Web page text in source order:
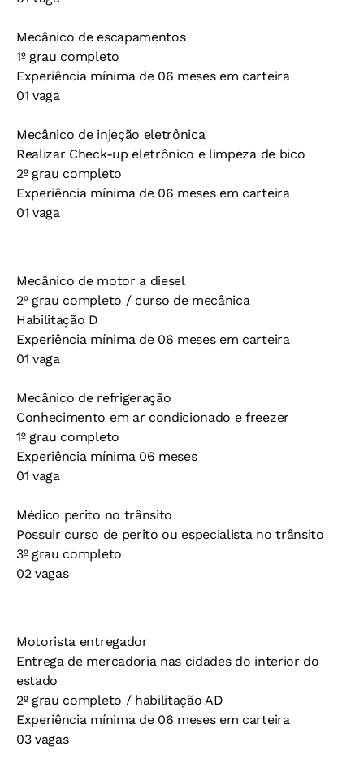
Mecânico de escapamentos
1º grau completo
Experiência mínima de 06 meses em carteira
01 vaga
Mecânico de injeção eletrônica
Realizar Check-up eletrônico e limpeza de bico
2º grau completo
Experiência mínima de 06 meses em carteira
01 vaga
Mecânico de motor a diesel
2º grau completo / curso de mecânica
Habilitação D
Experiência mínima de 06 meses em carteira
01 vaga
Mecânico de refrigeração
Conhecimento em ar condicionado e freezer
1º grau completo
Experiência mínima 06 meses
01 vaga
Médico perito no trânsito
Possuir curso de perito ou especialista no trânsito
3º grau completo
02 vagas
Motorista entregador
Entrega de mercadoria nas cidades do interior do
estado
2º grau completo / habilitação AD
Experiência mínima de 06 meses em carteira
03 vagas